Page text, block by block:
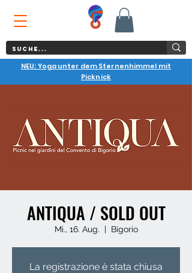
NEU: Yoga unter dem Sternenhimmel mit
Picknick
ANTIQUA / SOLD OUT
Mi., 16. Aug.
  |
Bigorio
La registrazione è stata chiusa